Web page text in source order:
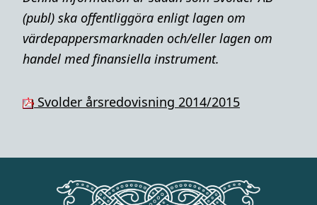
(publ) ska offentliggöra enligt lagen om
värdepappersmarknaden och/eller lagen om
handel med finansiella instrument.
Svolder årsredovisning 2014/2015